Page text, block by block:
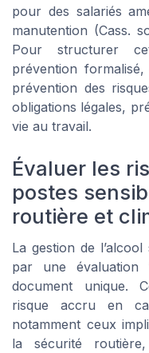
pour des salariés
manutention (Cass.
Pour structurer
prévention
prévention des
obligations légales,
vie au travail.
Évaluer les
postes
routière et
La gestion de
par une évaluation
document unique.
risque accru en
notamment ceux
la sécurité